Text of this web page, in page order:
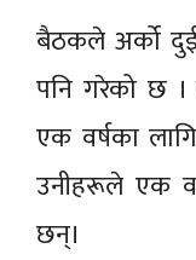
बैठकले अर्को दुई
पनि गरेको छ ।
एक वर्षका
उनीहरूले एक
छन्।